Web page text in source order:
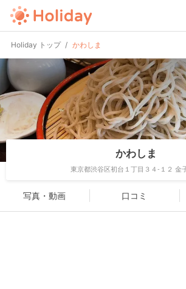
Holiday トップ かわしま
かわしま
東京都渋谷区初台１丁目３４-１２ 金
写真・動画 口コミ